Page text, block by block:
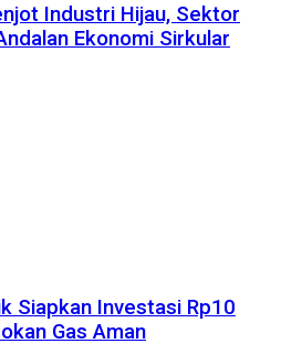
Industri Hijau, Sektor
Ekonomi Sirkular
Siapkan Investasi Rp10
Gas Aman